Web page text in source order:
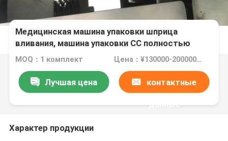
Медицинская машина упаковки шприца
вливания, машина упаковки СС полностью
автоматическая
MOQ：1 комплект Цена：¥130000-200000 / set
Лучшая цена контактные
данные
Характер продукции